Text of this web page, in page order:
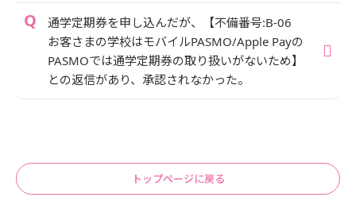
通学定期券を申し込んだが、【不備番号:B-06
お客さまの学校はモバイルPASMO/Apple Payの
PASMOでは通学定期券の取り扱いがないため】
との返信があり、承認されなかった。
トップページに戻る